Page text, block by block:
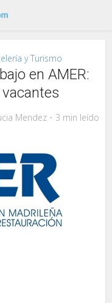
y Turismo
en AMER:
Mendez 3 min leído